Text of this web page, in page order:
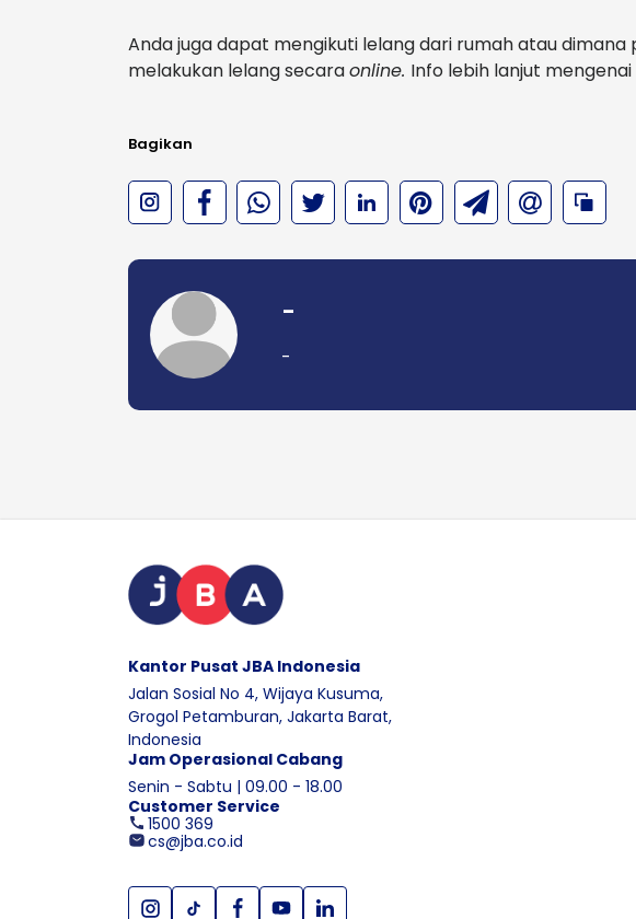
Anda juga dapat mengikuti lelang dari rumah atau dimana
melakukan lelang secaraonline. Info lebih lanjut
Bagikan
-
-
Kantor Pusat JBA Indonesia
Jalan Sosial No 4, Wijaya Kusuma,
Grogol Petamburan, Jakarta Barat,
Indonesia
Jam Operasional Cabang
Senin - Sabtu | 09.00 - 18.00
Customer Service
1500 369
cs@jba.co.id